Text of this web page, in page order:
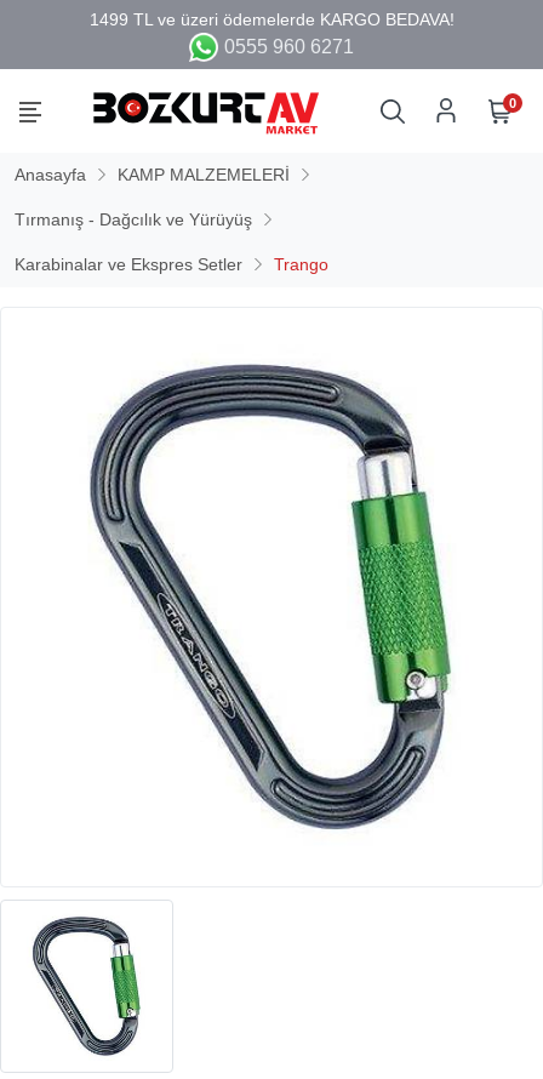
0555 960 6271
0
Anasayfa KAMP MALZEMELERİ
Tırmanış - Dağcılık ve Yürüyüş
Karabinalar ve Ekspres Setler Trango